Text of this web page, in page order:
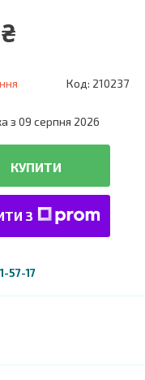
Код: 210237
з 09 серпня 2026
КУПИТИ
З
57-17